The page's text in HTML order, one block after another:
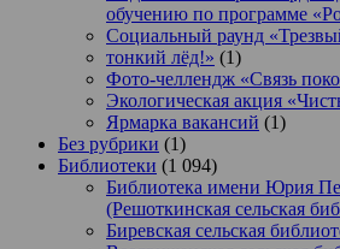
обучению по программе
Социальный раунд
тонкий лёд!» (1)
Фото-челлендж «Связь
Экологическая акция
Ярмарка вакансий (1)
Без рубрики (1)
Библиотеки (1 094)
Библиотека имени Юрия
(Решоткинская сельская
Биревская сельская